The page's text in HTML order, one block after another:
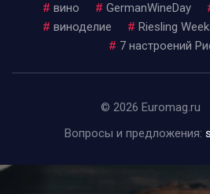
# вино # GermanWineDay
# виноделие # Riesling
# 7 настроений
© 2026 Euromag.ru
Вопросы и предложения: